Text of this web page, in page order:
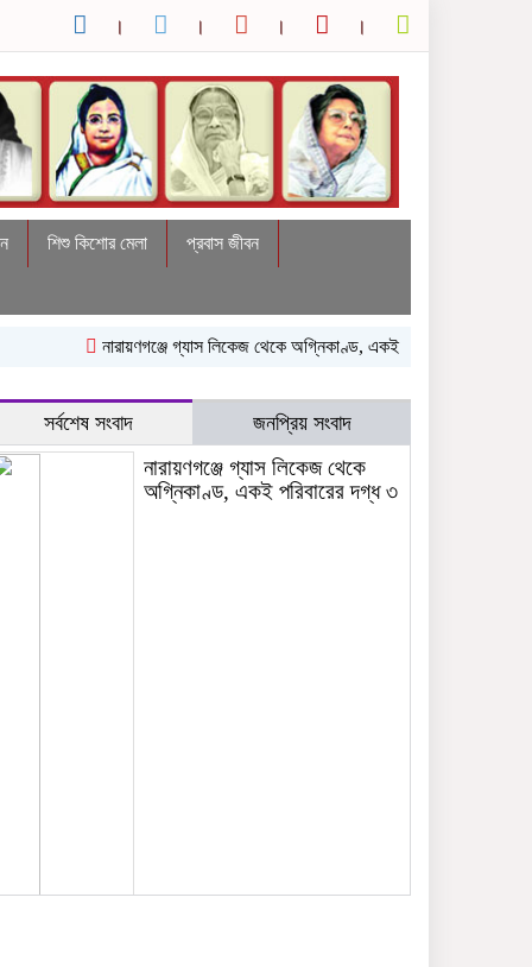
শিশু কিশোর মেলা প্রবাস জীবন
নারায়ণগঞ্জে গ্যাস লিকেজ থেকে অগ্নিকাণ্ড, একই পরিবারের দগ্ধ ৩
সর্বশেষ সংবাদ জনপ্রিয় সংবাদ
নারায়ণগঞ্জে গ্যাস লিকেজ থেকে
অগ্নিকাণ্ড, একই পরিবারের দগ্ধ ৩